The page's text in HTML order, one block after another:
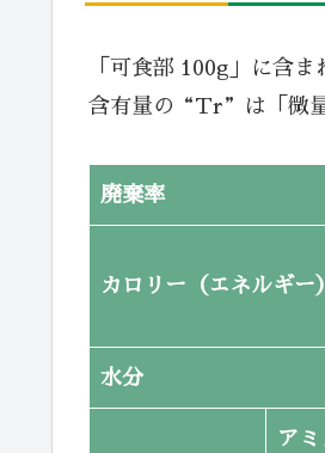
「可食部 100g」に含
含有量の“Tr”は「微
廃棄率
カロリー（エネルギー）
水分
ア